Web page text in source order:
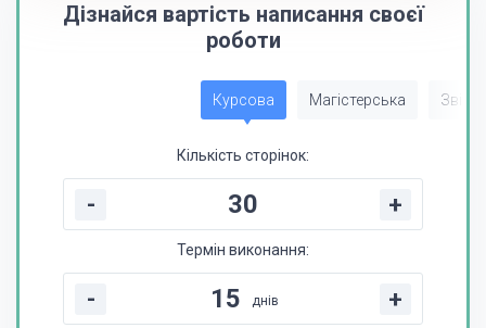
Дізнайся вартість написання своєї
роботи
Курсова Магістерська Звіт
Кількість сторінок:
- +
Термін виконання:
- днів +